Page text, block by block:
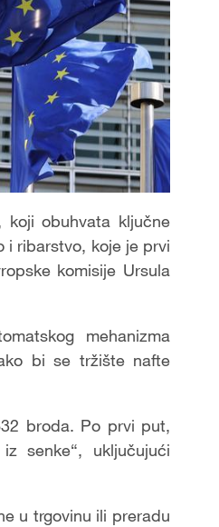
koji obuhvata ključne
i ribarstvo, koje je prvi
komisije Ursula
mehanizma
bi se tržište nafte
broda. Po prvi put,
senke“, uključujući
u trgovinu ili preradu